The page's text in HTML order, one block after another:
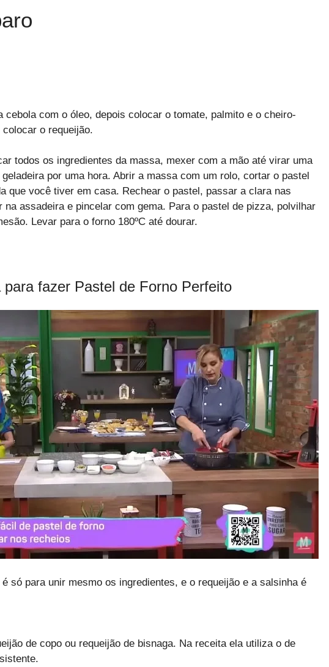
cebola com o óleo, depois colocar o tomate, palmito e o cheiro-
o requeijão.
todos os ingredientes da massa, mexer com a mão até virar uma
por uma hora. Abrir a massa com um rolo, cortar o pastel
que você tiver em casa. Rechear o pastel, passar a clara nas
na assadeira e pincelar com gema. Para o pastel de pizza, polvilhar
Levar para o forno 180ºC até dourar.
fazer Pastel de Forno Perfeito
só para unir mesmo os ingredientes, e o requeijão e a salsinha é
de copo ou requeijão de bisnaga. Na receita ela utiliza o de